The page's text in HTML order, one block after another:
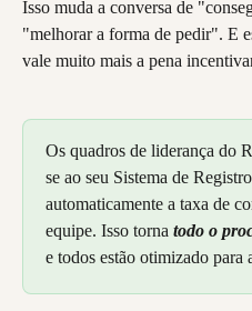
Isso muda a conversa de
"melhorar a forma de pedir". E
vale muito mais a pena
Os quadros de liderança do
se ao seu Sistema de
automaticamente a taxa de
equipe. Isso torna todo o
e todos estão otimizado para